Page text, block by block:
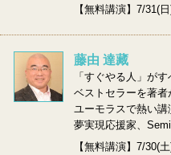
【無料講演】7/31(
藤由 達藏
「すぐやる人」が
ベストセラーを著者
ユーモラスで熱い講
夢実現応援家、
【無料講演】7/30(